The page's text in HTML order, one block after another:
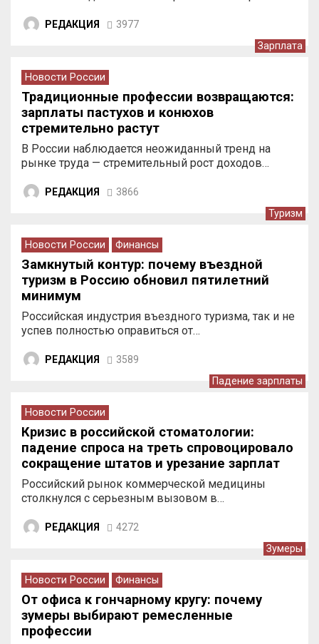
РЕДАКЦИЯ 3977
Зарплата
Новости России
Традиционные профессии возвращаются:
зарплаты пастухов и конюхов
стремительно растут
В России наблюдается неожиданный тренд на
рынке труда — стремительный рост доходов…
РЕДАКЦИЯ 3866
Туризм
Новости России Финансы
Замкнутый контур: почему въездной
туризм в Россию обновил пятилетний
минимум
Российская индустрия въездного туризма, так и не
успев полностью оправиться от…
РЕДАКЦИЯ 3589
Падение зарплаты
Новости России
Кризис в российской стоматологии:
падение спроса на треть спровоцировало
сокращение штатов и урезание зарплат
врачей
Российский рынок коммерческой медицины
столкнулся с серьезным вызовом в…
РЕДАКЦИЯ 4272
Зумеры
Новости России Финансы
От офиса к гончарному кругу: почему
зумеры выбирают ремесленные
профессии